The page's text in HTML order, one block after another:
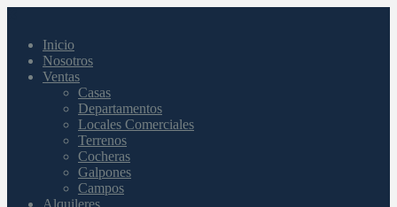
Inicio
Nosotros
Ventas
Casas
Departamentos
Locales Comerciales
Terrenos
Cocheras
Galpones
Campos
Alquileres